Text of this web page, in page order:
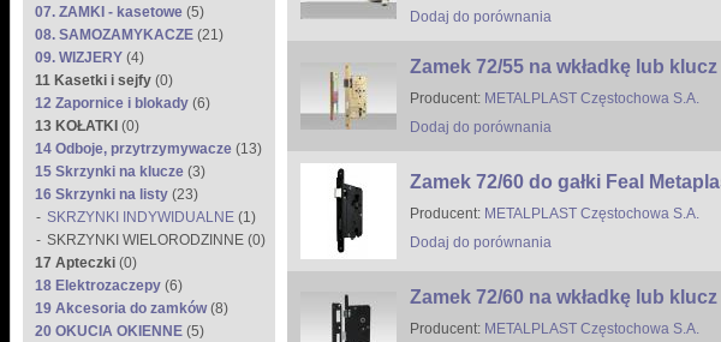
07. ZAMKI - kasetowe (5)
08. SAMOZAMYKACZE (21)
09. WIZJERY (4)
11 Kasetki i sejfy (0)
12 Zapornice i blokady (6)
13 KOŁATKI (0)
14 Odboje, przytrzymywacze (13)
15 Skrzynki na klucze (3)
16 Skrzynki na listy (23)
SKRZYNKI INDYWIDUALNE (1)
SKRZYNKI WIELORODZINNE (0)
17 Apteczki (0)
18 Elektrozaczepy (6)
19 Akcesoria do zamków(8)
20 OKUCIA OKIENNE (5)
Dodaj do porównania
Zamek 72/55 na wkładkę lub
Producent: METALPLAST Częstochowa S.A.
Dodaj do porównania
Zamek 72/60 do gałki Feal
Producent: METALPLAST Częstochowa S.A.
Dodaj do porównania
Zamek 72/60 na wkładkę lub
Producent: METALPLAST Częstochowa S.A.